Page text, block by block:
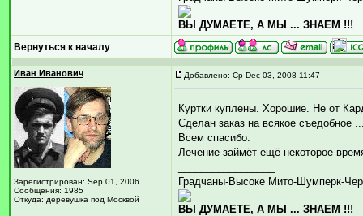
ВЫ ДУМАЕТЕ, А МЫ ... ЗНАЕМ !!!
Вернуться к началу
Иван Иванович
Зарегистрирован: Sep 01, 2006
Сообщения: 1985
Откуда: деревушка под Москвой
Добавлено: Ср Dec 03, 2008 11:47
Куртки куплены. Хорошие. Не от
Сделан заказ на всякое съедобное
Всем спасибо.
Лечение займёт ещё некоторое
Градчаны-Высоке Мито-Шумперк-
ВЫ ДУМАЕТЕ, А МЫ ... ЗНАЕМ !!!